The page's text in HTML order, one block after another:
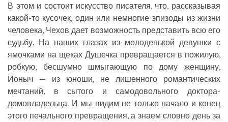
В этом и состоит искусство писателя, что, рассказывая
какой-то кусочек, один или немногие эпизоды из жизни
человека, Чехов дает возможность представить всю его
судьбу. На наших глазах из молоденькой девушки с
ямочками на щеках Душечка превращается в пожилую,
робкую, бесшумно шмыгающую по дому женщину,
Ионыч — из юноши, не лишенного романтических
мечтаний, в сытого и самодовольного доктора-
домовладельца. И мы видим не только начало и конец
этого печального превращения, а знаем словно день за